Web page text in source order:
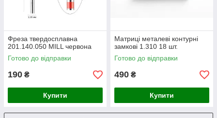
Фреза твердосплавна
201.140.050 MILL червона
Готово до відправки
190 ₴
Купити
Матриці металеві контурні
замкові 1.310 18 шт.
Готово до відправки
490 ₴
Купити